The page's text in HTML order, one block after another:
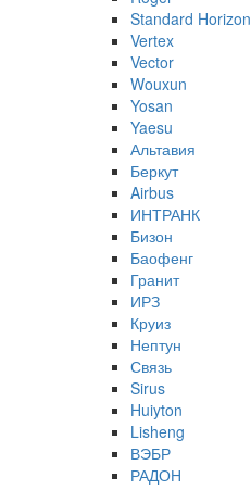
Standard Horizon
Vertex
Vector
Wouxun
Yosan
Yaesu
Альтавия
Беркут
Airbus
ИНТРАНК
Бизон
Баофенг
Гранит
ИРЗ
Круиз
Нептун
Связь
Sirus
Huiyton
Lisheng
ВЭБР
РАДОН